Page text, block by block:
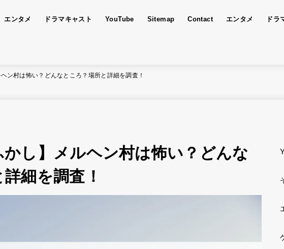
エンタメ ドラマキャスト YouTube Sitemap Contact エンタメ ドラ
ン村は怖い？どんなところ？場所と詳細を調査！
かし】メルヘン村は怖い？どんな
細を調査！